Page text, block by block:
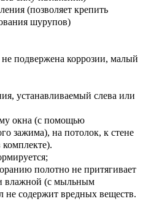
(позволяет крепить
шурупов)
подвержена коррозии, малый
устанавливаемый слева или
окна (с помощью
зажима), на потолок, к стене
полотно не притягивает
влажной (с мыльным
не содержит вредных веществ.